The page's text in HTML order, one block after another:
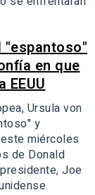
"espantoso"
en que
EEUU
Ursula von
y
miércoles
de Donald
Joe